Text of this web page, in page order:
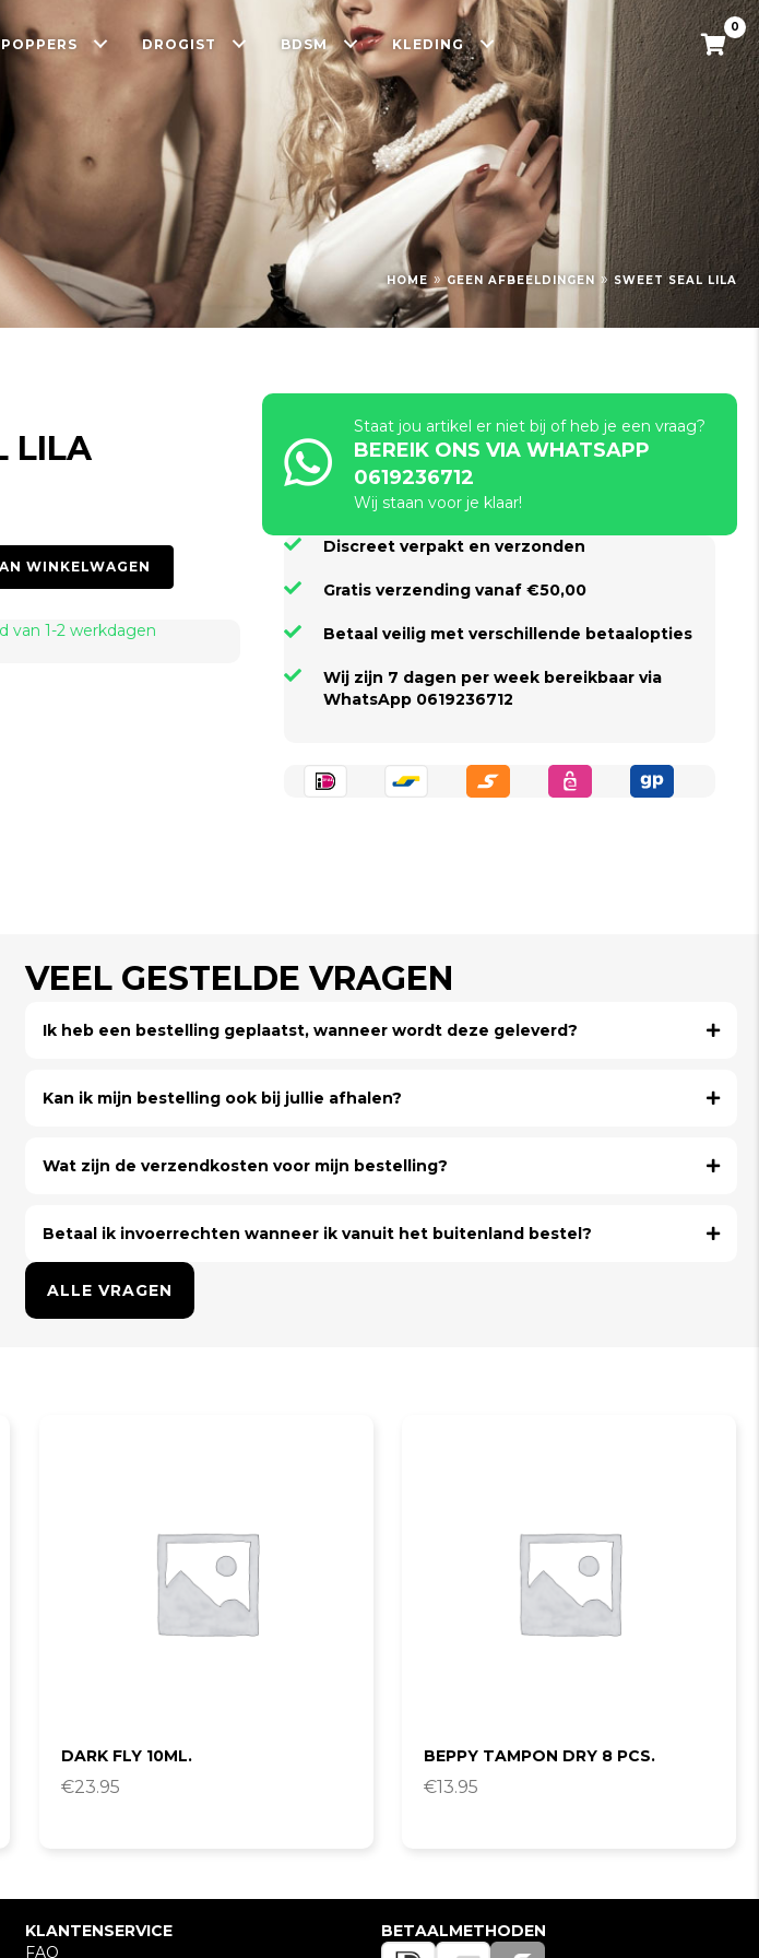
POPPERS DROGIST BDSM KLEDING
0
HOME » GEEN AFBEELDINGEN » SWEET SEAL LILA
LILA
WINKELWAGEN
van 1-2 werkdagen
Staat jou artikel er niet bij of heb je een vraag?
BEREIK ONS VIA WHATSAPP
0619236712
Wij staan voor je klaar!
Discreet verpakt en verzonden
Gratis verzending vanaf €50,00
Betaal veilig met verschillende betaalopties
Wij zijn 7 dagen per week bereikbaar via
WhatsApp 0619236712
VEEL GESTELDE VRAGEN
Ik heb een bestelling geplaatst, wanneer wordt deze geleverd?
Kan ik mijn bestelling ook bij jullie afhalen?
Wat zijn de verzendkosten voor mijn bestelling?
Betaal ik invoerrechten wanneer ik vanuit het buitenland bestel?
ALLE VRAGEN
DARK FLY 10ML.
€23.95
BEPPY TAMPON DRY 8 PCS.
€13.95
KLANTENSERVICE
FAQ
BETAALMETHODEN